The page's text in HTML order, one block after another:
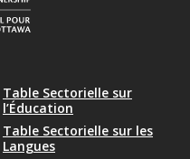
Table Sectorielle sur
l’Éducation
Table Sectorielle sur les
Langues